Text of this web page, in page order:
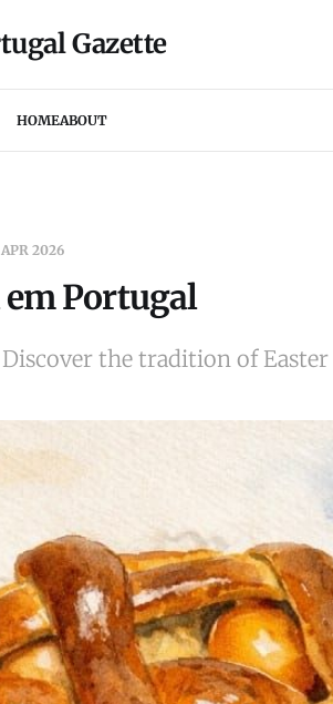
Gazette
HOMEABOUT
2026
em Portugal
the tradition of